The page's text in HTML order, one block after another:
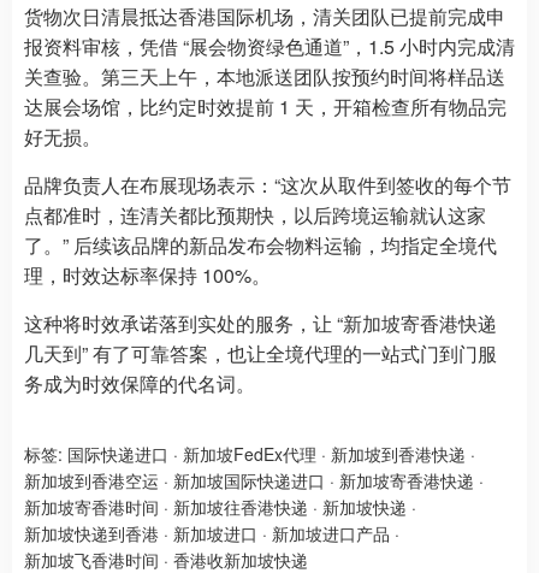
货物次日清晨抵达香港国际机场，清关团队已提前完成申
报资料审核，凭借 “展会物资绿色通道”，1.5 小时内完成清
关查验。第三天上午，本地派送团队按预约时间将样品送
达展会场馆，比约定时效提前 1 天，开箱检查所有物品完
好无损。
品牌负责人在布展现场表示：“这次从取件到签收的每个节
点都准时，连清关都比预期快，以后跨境运输就认这家
了。” 后续该品牌的新品发布会物料运输，均指定全境代
理，时效达标率保持 100%。
这种将时效承诺落到实处的服务，让 “新加坡寄香港快递
几天到” 有了可靠答案，也让全境代理的一站式门到门服
务成为时效保障的代名词。
标签: 国际快递进口 · 新加坡FedEx代理 · 新加坡到香港快递 ·
新加坡到香港空运 · 新加坡国际快递进口 · 新加坡寄香港快递 ·
新加坡寄香港时间 · 新加坡往香港快递 · 新加坡快递 ·
新加坡快递到香港 · 新加坡进口 · 新加坡进口产品 ·
新加坡飞香港时间 · 香港收新加坡快递